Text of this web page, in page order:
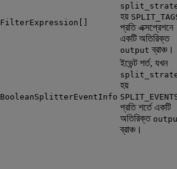
FilterExpression[]
হয়
প্রতি এক্সপ্রেশনে
একটি অতিরিক্ত
output ব্রাঞ্চ।
BooleanSplitterEventInfo
ইভেন্ট শর্ত, যখন
হয়
প্রতি শর্তে একটি
অতিরিক্ত
ব্রাঞ্চ।